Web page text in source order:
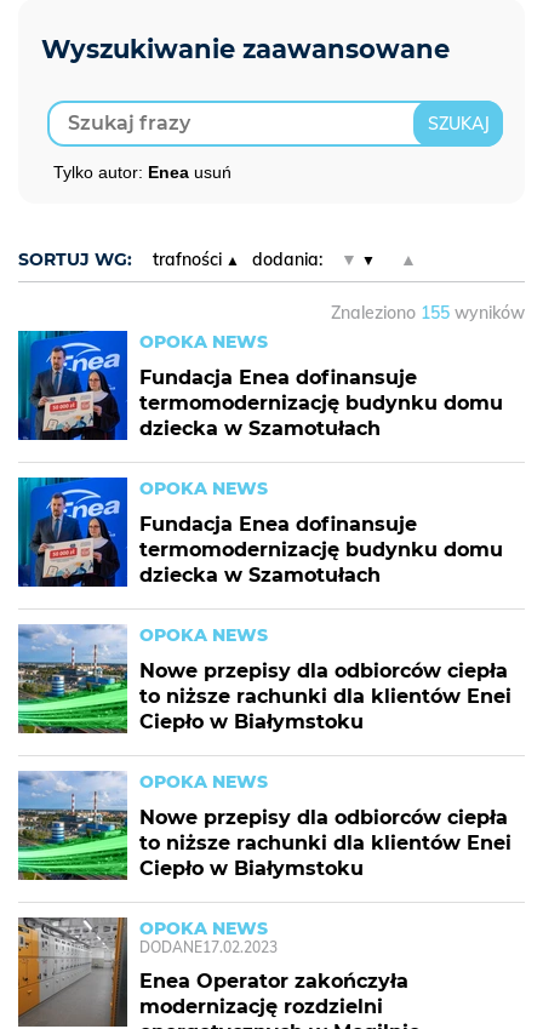
Tylko autor: Enea usuń
SORTUJ WG: trafności dodania: ▼ ▲
Znaleziono 155 wyników
OPOKA NEWS
Fundacja Enea dofinansuje
termomodernizację budynku domu
dziecka w Szamotułach
OPOKA NEWS
Fundacja Enea dofinansuje
termomodernizację budynku domu
dziecka w Szamotułach
OPOKA NEWS
Nowe przepisy dla odbiorców ciepła
to niższe rachunki dla klientów Enei
Ciepło w Białymstoku
OPOKA NEWS
Nowe przepisy dla odbiorców ciepła
to niższe rachunki dla klientów Enei
Ciepło w Białymstoku
OPOKA NEWS
DODANE17.02.2023
Enea Operator zakończyła
modernizację rozdzielni